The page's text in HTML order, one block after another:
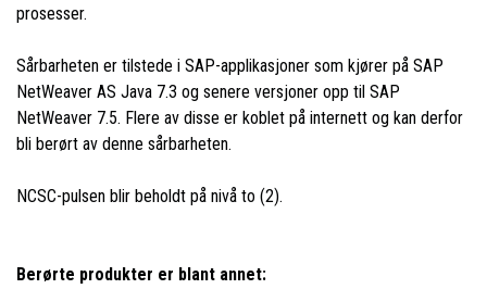
prosesser.
Sårbarheten er tilstede i SAP-applikasjoner som kjører på SAP
NetWeaver AS Java 7.3 og senere versjoner opp til SAP
NetWeaver 7.5. Flere av disse er koblet på internett og kan derfor
bli berørt av denne sårbarheten.
NCSC-pulsen blir beholdt på nivå to (2).
Berørte produkter er blant annet: